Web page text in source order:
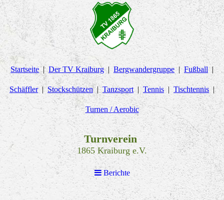
Startseite Der TV Kraiburg Bergwandergruppe Fußball
Schäffler Stockschützen Tanzsport Tennis Tischtennis
Turnen / Aerobic
Turnverein
1865 Kraiburg e.V.
Berichte